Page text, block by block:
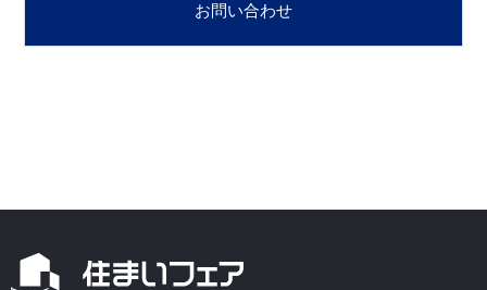
お問い合わせ